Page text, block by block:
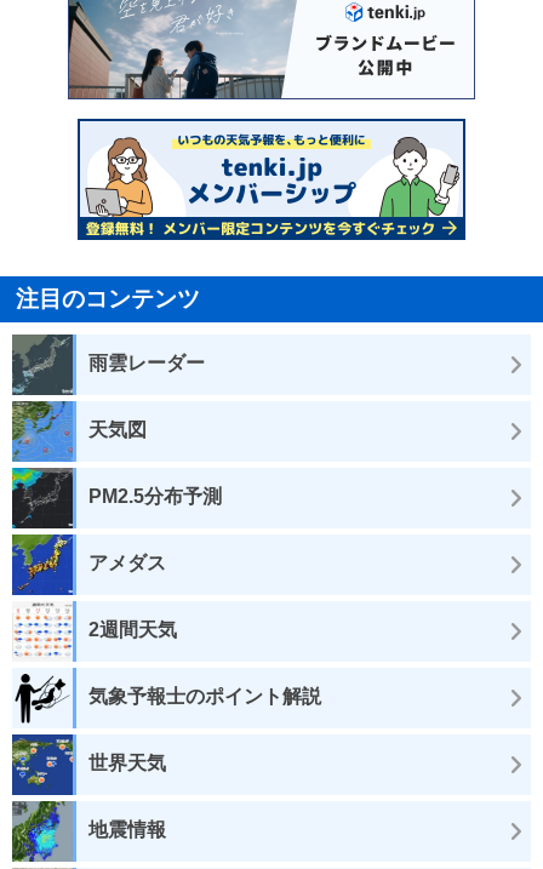
注目のコンテンツ
雨雲レーダー
天気図
PM2.5分布予測
アメダス
2週間天気
気象予報士のポイント解説
世界天気
地震情報